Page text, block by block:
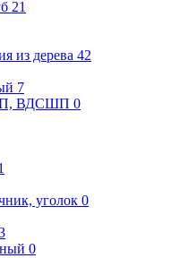
21
из дерева 42
7
ВДСШП 0
уголок 0
0